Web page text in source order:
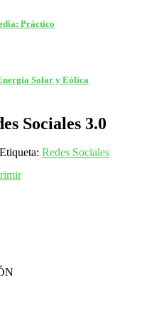
Práctico
Solar y Eólica
Sociales 3.0
Etiqueta: Redes Sociales